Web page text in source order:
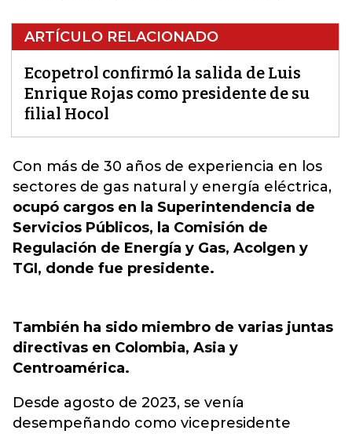
ARTÍCULO RELACIONADO
Ecopetrol confirmó la salida de Luis
Enrique Rojas como presidente de su
filial Hocol
Con más de 30 años de experiencia en los
sectores de gas natural y energía eléctrica,
ocupó cargos en la Superintendencia de
Servicios Públicos, la Comisión de
Regulación de Energía y Gas, Acolgen y
TGI, donde fue presidente.
También ha sido miembro de varias juntas
directivas en Colombia, Asia y
Centroamérica.
Desde agosto de 2023, se venía
desempeñando como vicepresidente